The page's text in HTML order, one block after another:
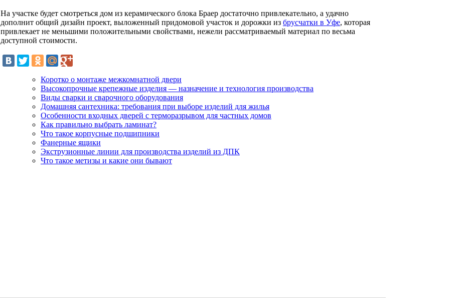
На участке будет смотреться дом из керамического блока Браер достаточно привлекательно, а удачно
дополнит общий дизайн проект, выложенный придомовой участок и дорожки из брусчатки в Уфе, которая
привлекает не меньшими положительными свойствами, нежели рассматриваемый материал по весьма
доступной стоимости.
Коротко о монтаже межкомнатной двери
Высокопрочные крепежные изделия — назначение и технология производства
Виды сварки и сварочного оборудования
Домашняя сантехника: требования при выборе изделий для жилья
Особенности входных дверей с терморазрывом для частных домов
Как правильно выбрать ламинат?
Что такое корпусные подшипники
Фанерные ящики
Экструзионные линии для производства изделий из ДПК
Что такое метизы и какие они бывают